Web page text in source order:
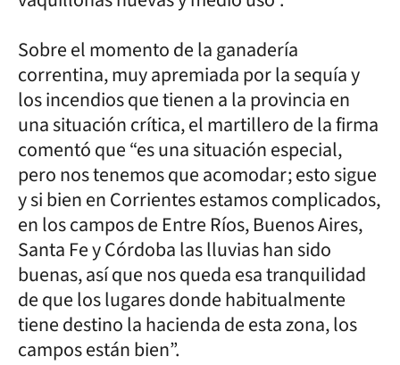
Sobre el momento de la ganadería
correntina, muy apremiada por la sequía y
los incendios que tienen a la provincia en
una situación crítica, el martillero de la firma
comentó que “es una situación especial,
pero nos tenemos que acomodar; esto sigue
y si bien en Corrientes estamos complicados,
en los campos de Entre Ríos, Buenos Aires,
Santa Fe y Córdoba las lluvias han sido
buenas, así que nos queda esa tranquilidad
de que los lugares donde habitualmente
tiene destino la hacienda de esta zona, los
campos están bien”.